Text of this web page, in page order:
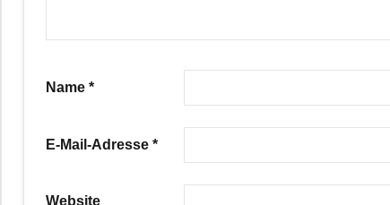
Name *
E-Mail-Adresse *
Website